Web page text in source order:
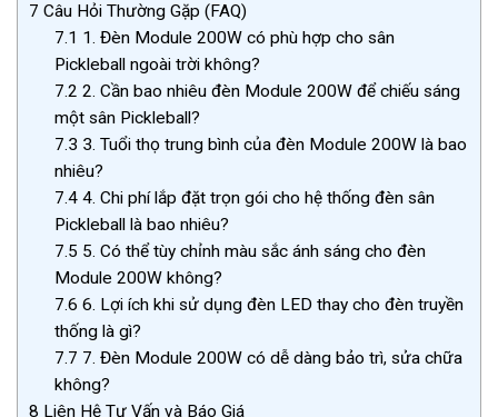
7 Câu Hỏi Thường Gặp (FAQ)
7.1 1. Đèn Module 200W có phù hợp cho sân
Pickleball ngoài trời không?
7.2 2. Cần bao nhiêu đèn Module 200W để chiếu sáng
một sân Pickleball?
7.3 3. Tuổi thọ trung bình của đèn Module 200W là bao
nhiêu?
7.4 4. Chi phí lắp đặt trọn gói cho hệ thống đèn sân
Pickleball là bao nhiêu?
7.5 5. Có thể tùy chỉnh màu sắc ánh sáng cho đèn
Module 200W không?
7.6 6. Lợi ích khi sử dụng đèn LED thay cho đèn truyền
thống là gì?
7.7 7. Đèn Module 200W có dễ dàng bảo trì, sửa chữa
không?
8 Liên Hệ Tư Vấn và Báo Giá